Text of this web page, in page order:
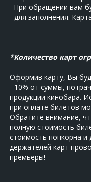
При обращении вам
для заполнения.
*Количество карт
Оформив карту, Вы
- 10% от суммы,
продукции кинобара.
при оплате билетов
Обратите внимание,
полную стоимость
стоимость попкорна и
держателей карт
премьеры!